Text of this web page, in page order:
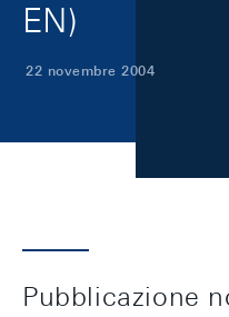
EN)
22 novembre 2004
Pubblicazione